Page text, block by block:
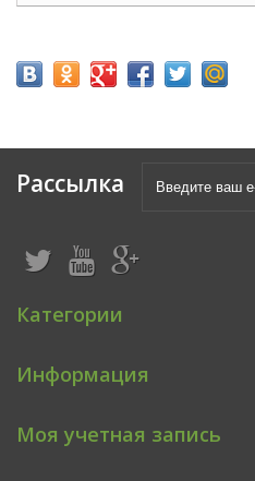
Рассылка
Категории
Информация
Моя учетная запись